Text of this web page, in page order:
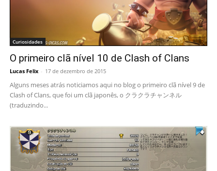
Curiosidades
O primeiro clã nível 10 de Clash of Clans
Lucas Felix - 17 de dezembro de 2015
Alguns meses atrás noticiamos aqui no blog o primeiro clã nível 9 de
Clash of Clans, que foi um clã japonês, o クラクラチャンネル
(traduzindo...